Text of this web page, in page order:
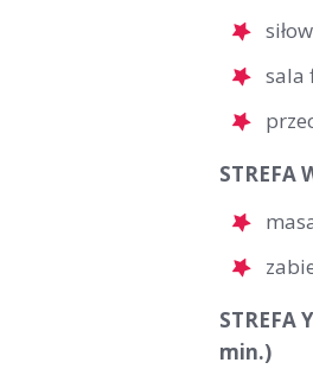
sala
STREFA
STREFA
min.)